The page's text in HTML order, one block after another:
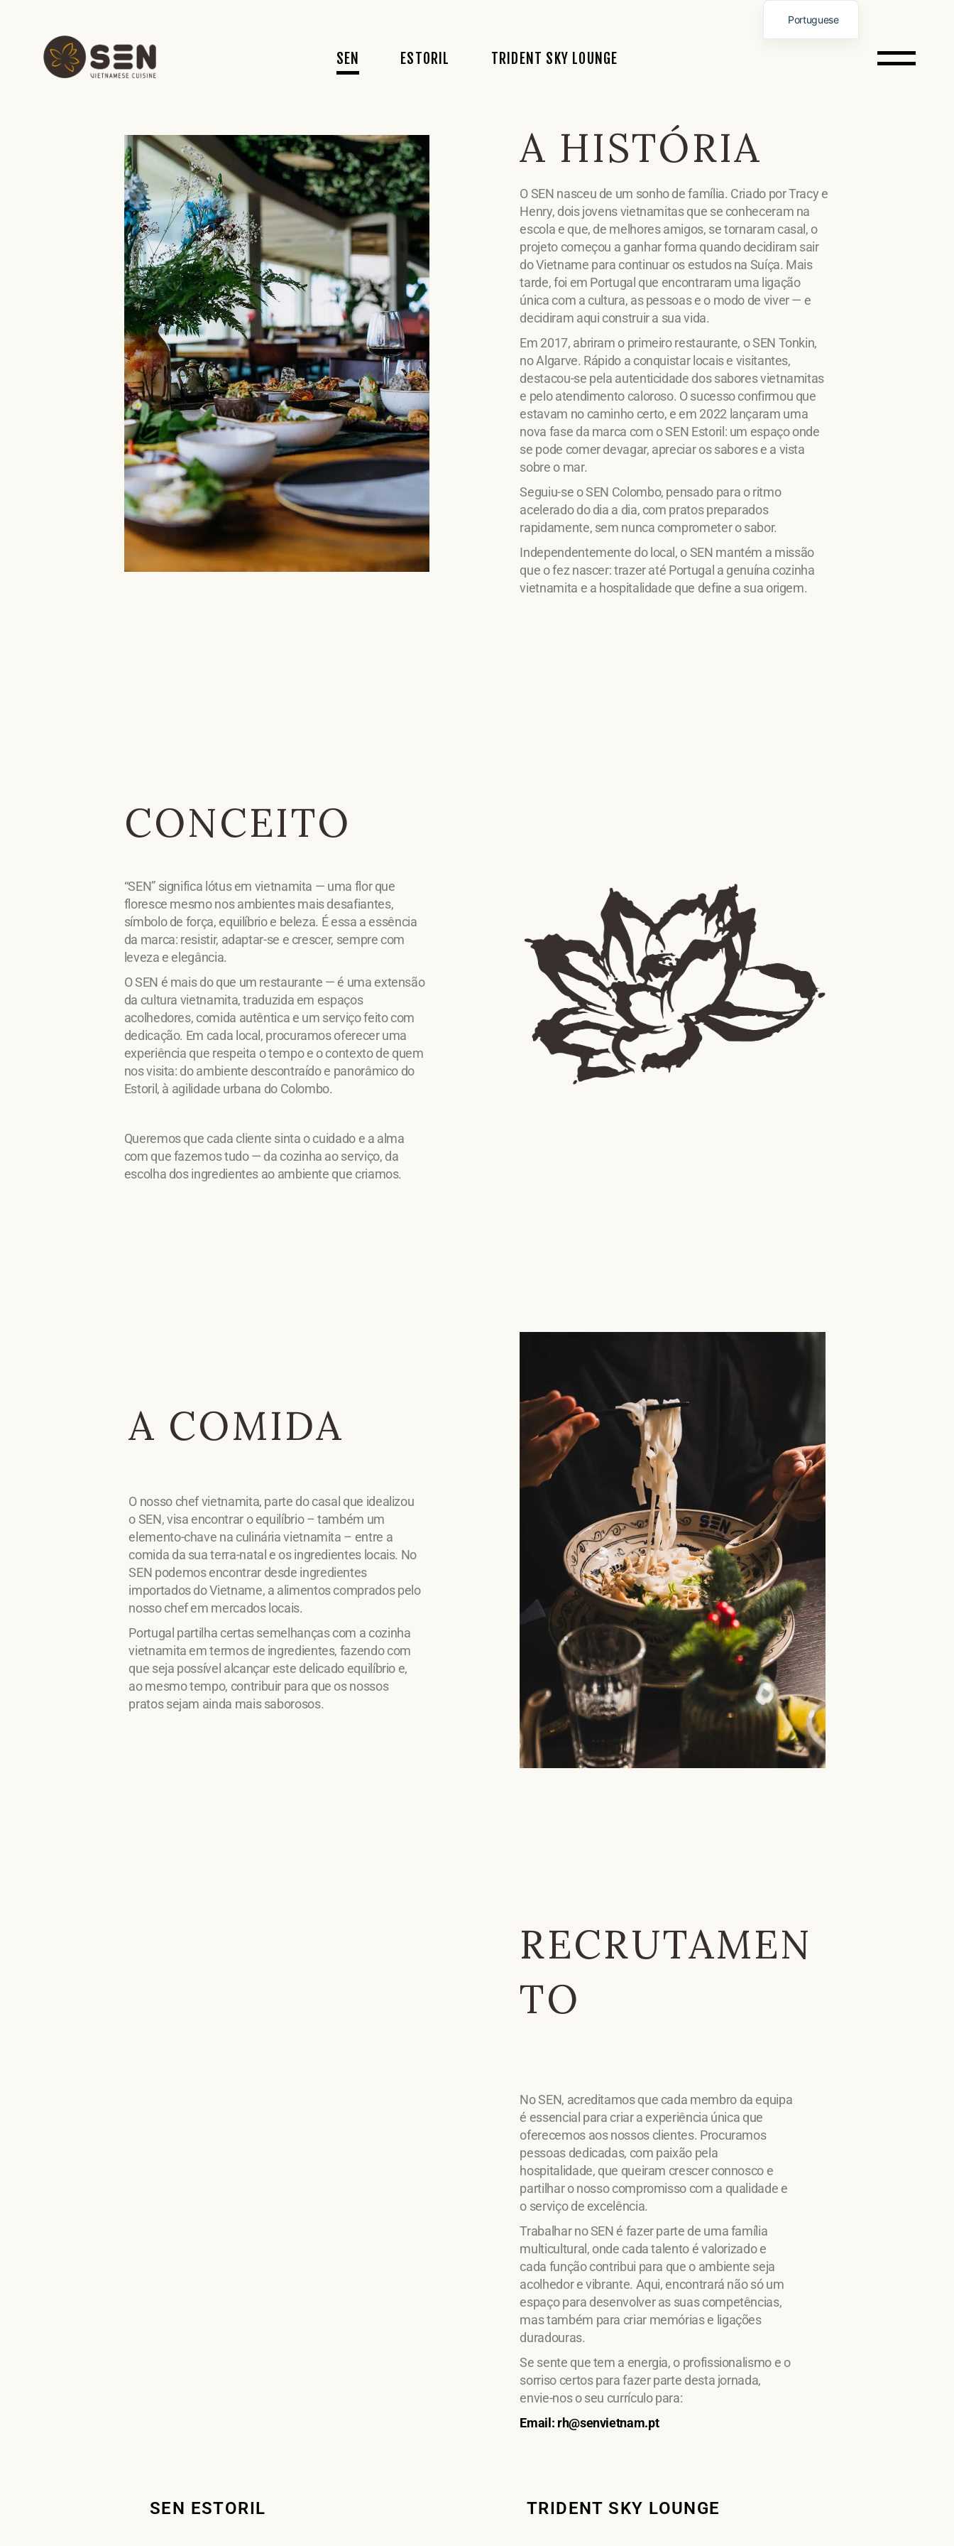
SEN
A História
Conceito
Comida
Recrutamento
ESTORIL
Conceito
Acarta
Bebidas
Fado
Eventos
Reservas
Fotos
TRIDENT SKY LOUNGE
Conceito
Fotos
Eventos
Conceito Acarta
Eventos
Reservas
Fotos
Acarta
A HISTÓRIA
O SEN nasceu de um sonho de família. Criado por Tracy e
Henry, dois jovens vietnamitas que se conheceram na
escola e que, de melhores amigos, se tornaram casal, o
projeto começou a ganhar forma quando decidiram sair
do Vietname para continuar os estudos na Suíça. Mais
tarde, foi em Portugal que encontraram uma ligação
única com a cultura, as pessoas e o modo de viver — e
decidiram aqui construir a sua vida.
Em 2017, abriram o primeiro restaurante, o SEN Tonkin,
no Algarve. Rápido a conquistar locais e visitantes,
destacou-se pela autenticidade dos sabores vietnamitas
e pelo atendimento caloroso. O sucesso confirmou que
estavam no caminho certo, e em 2022 lançaram uma
nova fase da marca com o SEN Estoril: um espaço onde
se pode comer devagar, apreciar os sabores e a vista
sobre o mar.
Seguiu-se o SEN Colombo, pensado para o ritmo
acelerado do dia a dia, com pratos preparados
rapidamente, sem nunca comprometer o sabor.
Independentemente do local, o SEN mantém a missão
que o fez nascer: trazer até Portugal a genuína cozinha
vietnamita e a hospitalidade que define a sua origem.
CONCEITO
“SEN” significa lótus em vietnamita — uma flor que
floresce mesmo nos ambientes mais desafiantes,
símbolo de força, equilíbrio e beleza. É essa a essência
da marca: resistir, adaptar-se e crescer, sempre com
leveza e elegância.
O SEN é mais do que um restaurante — é uma extensão
da cultura vietnamita, traduzida em espaços
acolhedores, comida autêntica e um serviço feito com
dedicação. Em cada local, procuramos oferecer uma
experiência que respeita o tempo e o contexto de quem
nos visita: do ambiente descontraído e panorâmico do
Estoril, à agilidade urbana do Colombo.
Queremos que cada cliente sinta o cuidado e a alma
com que fazemos tudo — da cozinha ao serviço, da
escolha dos ingredientes ao ambiente que criamos.
A COMIDA
O nosso chef vietnamita, parte do casal que idealizou
o SEN, visa encontrar o equilíbrio – também um
elemento-chave na culinária vietnamita – entre a
comida da sua terra-natal e os ingredientes locais. No
SEN podemos encontrar desde ingredientes
importados do Vietname, a alimentos comprados pelo
nosso chef em mercados locais.
Portugal partilha certas semelhanças com a cozinha
vietnamita em termos de ingredientes, fazendo com
que seja possível alcançar este delicado equilíbrio e,
ao mesmo tempo, contribuir para que os nossos
pratos sejam ainda mais saborosos.
RECRUTAMEN
TO
No SEN, acreditamos que cada membro da equipa
é essencial para criar a experiência única que
oferecemos aos nossos clientes. Procuramos
pessoas dedicadas, com paixão pela
hospitalidade, que queiram crescer connosco e
partilhar o nosso compromisso com a qualidade e
o serviço de excelência.
Trabalhar no SEN é fazer parte de uma família
multicultural, onde cada talento é valorizado e
cada função contribui para que o ambiente seja
acolhedor e vibrante. Aqui, encontrará não só um
espaço para desenvolver as suas competências,
mas também para criar memórias e ligações
duradouras.
Se sente que tem a energia, o profissionalismo e o
sorriso certos para fazer parte desta jornada,
envie-nos o seu currículo para:
Email: rh@senvietnam.pt
SEN ESTORIL TRIDENT SKY LOUNGE
Portuguese
Russian